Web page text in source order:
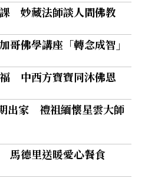
妙藏法師談人間佛教
佛學講座「轉念成智」
中西方寶寶同沐佛恩
出家 禮祖緬懷星雲大師
馬德里送暖愛心餐食